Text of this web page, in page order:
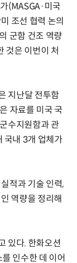
(MASGA·미국
조선 협력 논의
군함 건조 역량
것은 이번이 처
지난달 전투함
자료를 미국 국
수지원함과 관
국내 3개 업체가
적과 기술 인력,
역량을 정리해
있다. 한화오션
인수한 데 이어